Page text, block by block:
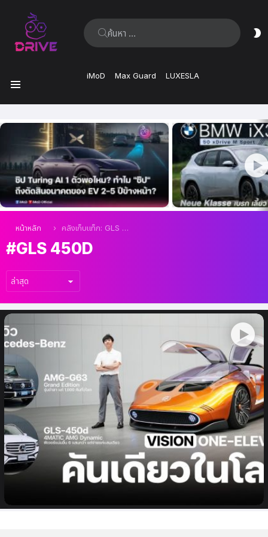
ค้นหา:
iMoD Max Guard LUXESLA
ล่าสุด
คุณอยู่ที่นี่:
หน้าหลัก คลังเก็บแท็ก: GLS 450d
GLS 450D
เรื่อง
ล่าสุด
พรีวิว Mercedes-Benz Vision One-
Eleven คันเดียวในโลก, AMG-G63 Grand
Edition รุ่นอำลา, GLS 450d ใหม่